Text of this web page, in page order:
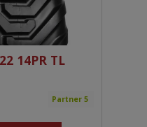
14PR TL
Partner 5